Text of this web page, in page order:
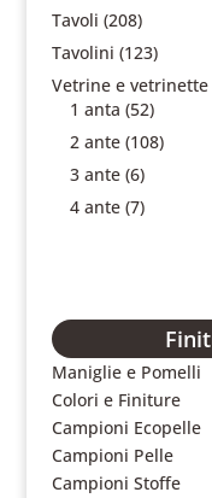
Tavoli (208)
Tavolini (123)
Vetrine e vetrinette
1 anta (52)
2 ante (108)
3 ante (6)
4 ante (7)
Maniglie e Pomelli
Colori e Finiture
Campioni Ecopelle
Campioni Pelle
Campioni Stoffe